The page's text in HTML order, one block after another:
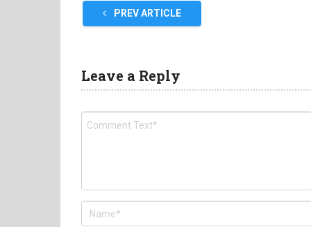
PREV ARTICLE
Leave a Reply